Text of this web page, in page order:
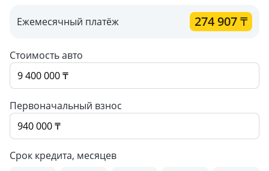
Ежемесячный платёж 274 907₸
Стоимость авто
Первоначальный взнос
Срок кредита, месяцев